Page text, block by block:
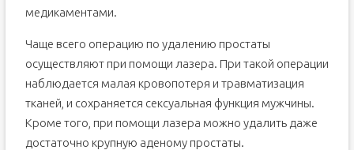
медикаментами.
Чаще всего операцию по удалению простаты
осуществляют при помощи лазера. При такой операции
наблюдается малая кровопотеря и травматизация
тканей, и сохраняется сексуальная функция мужчины.
Кроме того, при помощи лазера можно удалить даже
достаточно крупную аденому простаты.